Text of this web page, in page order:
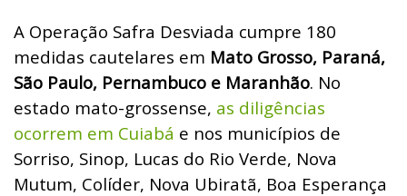
A Operação Safra Desviada cumpre 180
medidas cautelares em Mato Grosso, Paraná,
São Paulo, Pernambuco e Maranhão. No
estado mato-grossense, as diligências
ocorrem em Cuiabá e nos municípios de
Sorriso, Sinop, Lucas do Rio Verde, Nova
Mutum, Colíder, Nova Ubiratã, Boa Esperança